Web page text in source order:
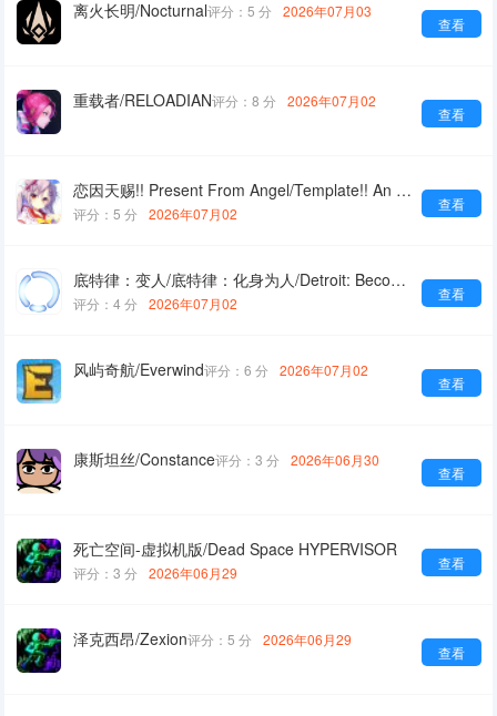
离火长明/Nocturnal
查看
评分：5 分 2026年07月03
重载者/RELOADIAN
查看
评分：8 分 2026年07月02
恋因天赐!! Present From Angel/Template!! An Angel's Gift
查看
评分：5 分 2026年07月02
底特律：变人/底特律：化身为人/Detroit: Become Human
查看
评分：4 分 2026年07月02
风屿奇航/Everwind
查看
评分：6 分 2026年07月02
康斯坦丝/Constance
查看
评分：3 分 2026年06月30
死亡空间-虚拟机版/Dead Space HYPERVISOR
查看
评分：3 分 2026年06月29
泽克西昂/Zexion
查看
评分：5 分 2026年06月29